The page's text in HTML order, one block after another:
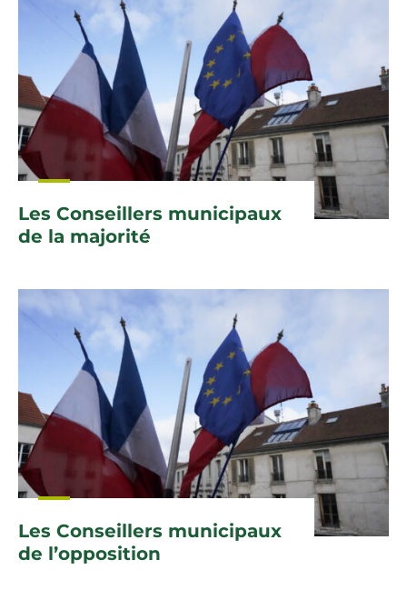
Les Conseillers municipaux
de la majorité
Les Conseillers municipaux
de l’opposition